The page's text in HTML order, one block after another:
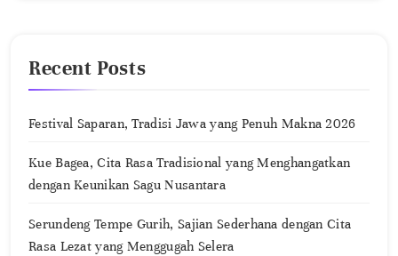
Recent Posts
Festival Saparan, Tradisi Jawa yang Penuh Makna 2026
Kue Bagea, Cita Rasa Tradisional yang Menghangatkan
dengan Keunikan Sagu Nusantara
Serundeng Tempe Gurih, Sajian Sederhana dengan Cita
Rasa Lezat yang Menggugah Selera